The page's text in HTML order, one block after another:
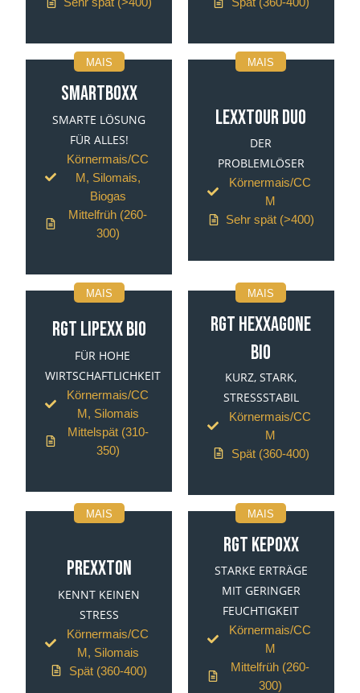
MAIS
SMARTBOXX
SMARTE LÖSUNG
FÜR ALLES!
Körnermais/CC
M, Silomais,
Biogas
Mittelfrüh (260-
300)
MAIS
LEXXTOUR DUO
DER
PROBLEMLÖSER
Körnermais/CC
M
Sehr spät (>400)
MAIS
RGT LIPEXX BIO
FÜR HOHE
WIRTSCHAFTLICHKEIT
Körnermais/CC
M, Silomais
Mittelspät (310-
350)
MAIS
RGT HEXXAGONE
BIO
KURZ, STARK,
STRESSSTABIL
Körnermais/CC
M
Spät (360-400)
MAIS
PREXXTON
KENNT KEINEN
STRESS
Körnermais/CC
M, Silomais
Spät (360-400)
MAIS
RGT KEPOXX
STARKE ERTRÄGE
MIT GERINGER
FEUCHTIGKEIT
Körnermais/CC
M
Mittelfrüh (260-
300)